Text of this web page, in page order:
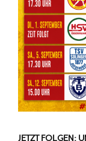
JETZT FOLGEN: